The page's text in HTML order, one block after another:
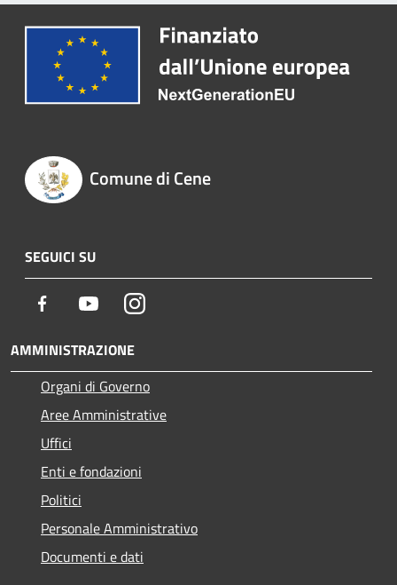
Comune di Cene
SEGUICI SU
Facebook YoutubeInstagram
AMMINISTRAZIONE
Organi di Governo
Aree Amministrative
Uffici
Enti e fondazioni
Politici
Personale Amministrativo
Documenti e dati